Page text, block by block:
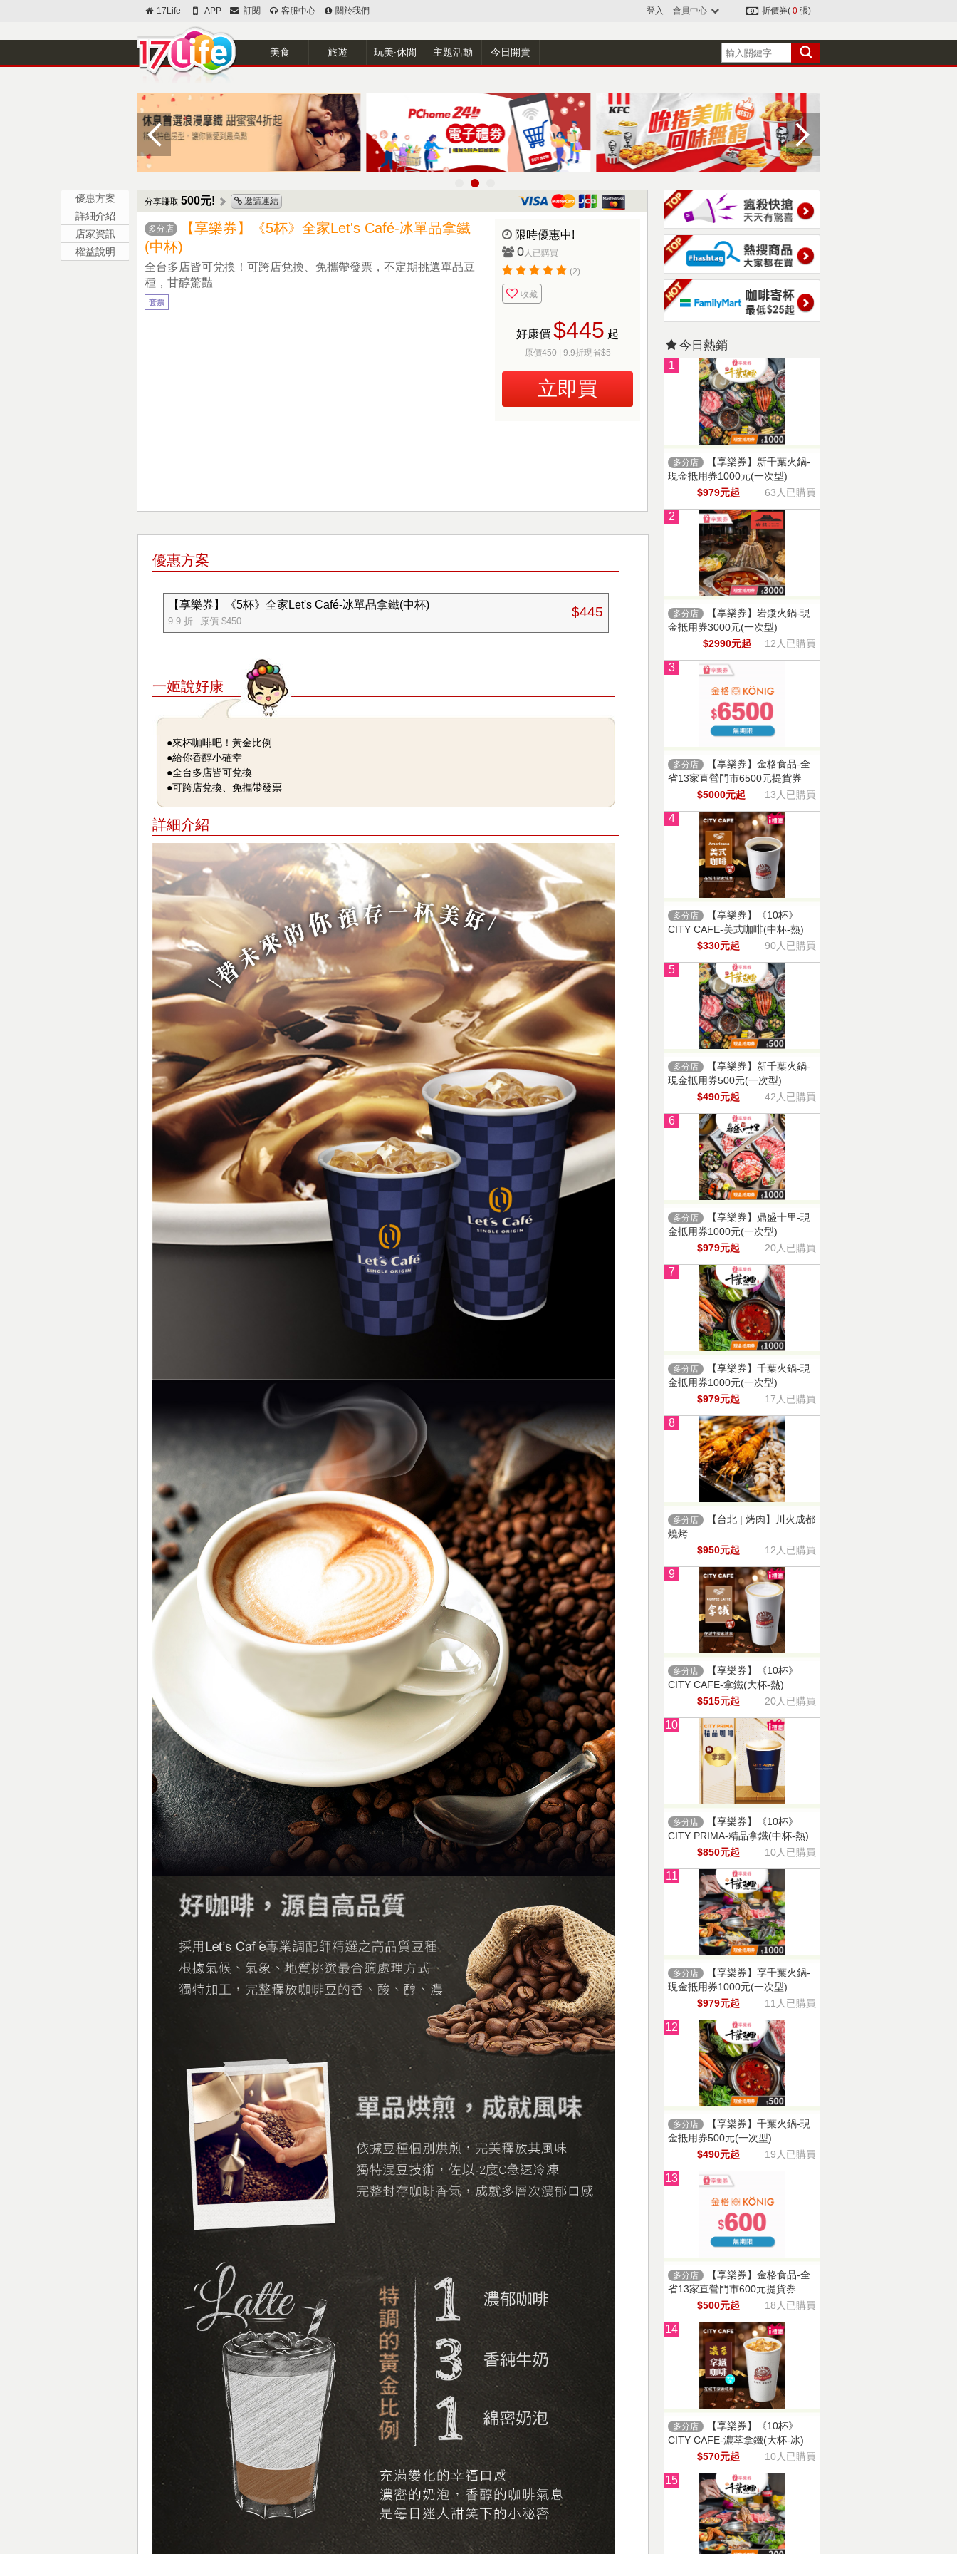
17Life APP 訂閱 客服中心 關於我們 登入 會員中心 折價券( 0 張)
美食 旅遊 玩美‧休閒 主題活動 今日開賣
優惠方案
詳細介紹
店家資訊
權益說明
分享賺取 500元! 邀請連結
多分店
【享樂券】《5杯》全家Let's Café-冰單品拿鐵
(中杯)
全台多店皆可兌換！可跨店兌換、免攜帶發票，不定期挑選單品豆
種，甘醇驚豔
套票
限時優惠中!
0人已購買
(2)
收藏
好康價 $445 起
原價450 | 9.9折現省$5
立即買
優惠方案
【享樂券】《5杯》全家Let's Café-冰單品拿鐵(中杯)
9.9 折 原價 $450
$445
一姬說好康
●來杯咖啡吧！黃金比例
●給你香醇小確幸
●全台多店皆可兌換
●可跨店兌換、免攜帶發票
詳細介紹
今日熱銷
1
多分店
【享樂券】新千葉火鍋-
現金抵用券1000元(一次型)
$979元起
63人已購買
2
多分店
【享樂券】岩漿火鍋-現
金抵用券3000元(一次型)
$2990元起
12人已購買
3
多分店
【享樂券】金格食品-全
省13家直營門市6500元提貨券
$5000元起
13人已購買
4
多分店
【享樂券】《10杯》
CITY CAFE-美式咖啡(中杯-熱)
$330元起
90人已購買
5
多分店
【享樂券】新千葉火鍋-
現金抵用券500元(一次型)
$490元起
42人已購買
6
多分店
【享樂券】鼎盛十里-現
金抵用券1000元(一次型)
$979元起
20人已購買
7
多分店
【享樂券】千葉火鍋-現
金抵用券1000元(一次型)
$979元起
17人已購買
8
多分店
【台北 | 烤肉】川火成都
燒烤
$950元起
12人已購買
9
多分店
【享樂券】《10杯》
CITY CAFE-拿鐵(大杯-熱)
$515元起
20人已購買
10
多分店
【享樂券】《10杯》
CITY PRIMA-精品拿鐵(中杯-熱)
$850元起
10人已購買
11
多分店
【享樂券】享千葉火鍋-
現金抵用券1000元(一次型)
$979元起
11人已購買
12
多分店
【享樂券】千葉火鍋-現
金抵用券500元(一次型)
$490元起
19人已購買
13
多分店
【享樂券】金格食品-全
省13家直營門市600元提貨券
$500元起
18人已購買
14
多分店
【享樂券】《10杯》
CITY CAFE-濃萃拿鐵(大杯-冰)
$570元起
10人已購買
15